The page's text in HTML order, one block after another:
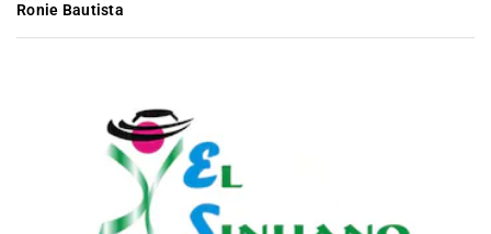
Ronie Bautista